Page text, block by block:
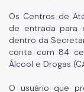
Os Centros de
de entrada para
dentro da
conta com 84
Álcool e Drogas
O usuário que